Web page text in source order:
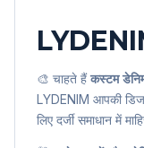
🎨 चाहते हैंकस्टम
LYDENIM आपकी
लिए दर्जी समाधान में